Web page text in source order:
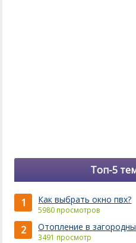
Топ-5
1 Как выбрать окно пвх?
5980 просмотров
2 Отопление в
3491 просмотр